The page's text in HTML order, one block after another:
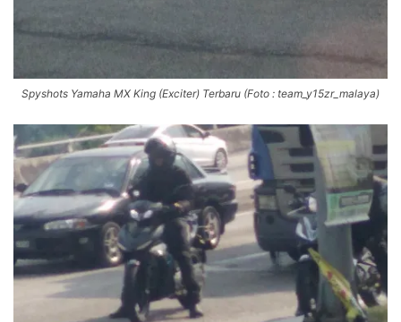
Spyshots Yamaha MX King (Exciter) Terbaru (Foto : team_y15zr_malaya)